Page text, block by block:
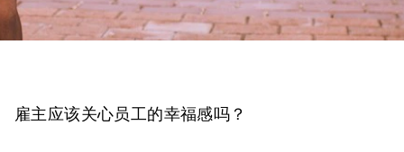
雇主应该关心员工的幸福感吗？